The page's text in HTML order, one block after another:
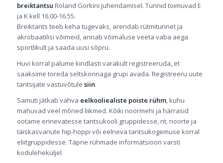
breiktantsu Roland Gorkini juhendamisel. Tunnid toimuvad E
ja K kell 16.00-16.55.
Breiktants teeb keha tugevaks, arendab rütmitunnet ja
akrobaatilisi võimeid, annab võimaluse veeta vaba aega
sportlikult ja saada uusi sõpru.
Huvi korral palume kindlasti varakult registreeruda, et
saaksime toreda seltskonnaga grupi avada. Registreeru uute
tantsijate vastuvõtule siin.
Samuti jätkab vahva eelkooliealiste poiste rühm, kuhu
mahuvad veel mõned liikmed. Kõiki noormehi ja härrasid
ootame erinevatesse tantsukooli gruppidesse, nt. noorte ja
täiskasvanute hip-hoppi või eelneva tantsukogemuse korral
eliitgruppidesse. Täpne rühmade informatsioon varsti
koduleheküljel.